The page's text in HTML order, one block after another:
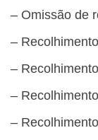
– Omissão de
–
–
–
–